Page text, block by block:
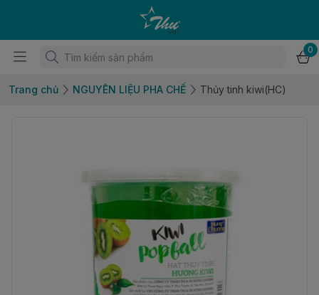
0
Trang chủ NGUYÊN LIỆU PHA CHẾ Thủy tinh kiwi(HC)